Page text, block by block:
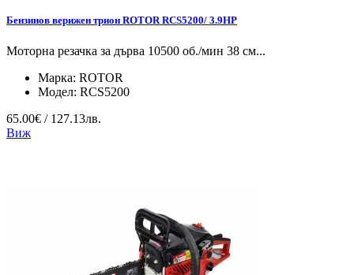
Бензинов верижен трион ROTOR RCS5200/ 3.9HP
Моторна резачка за дърва 10500 об./мин 38 см...
Марка: ROTOR
Модел: RCS5200
65.00€ / 127.13лв.
Виж